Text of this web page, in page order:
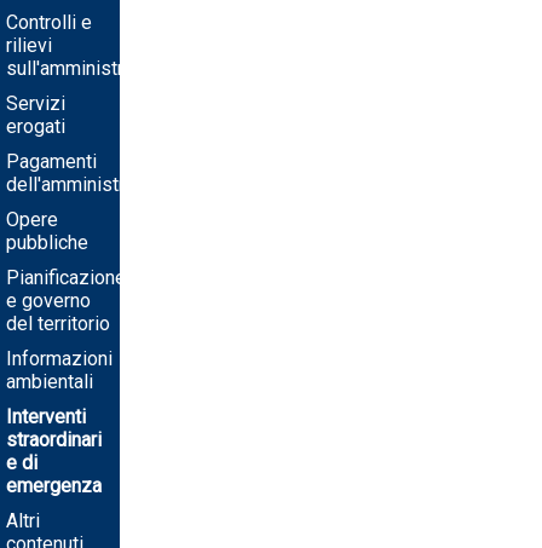
Controlli e
rilievi
sull'amministrazione
Servizi
erogati
Pagamenti
dell'amministrazione
Opere
pubbliche
Pianificazione
e governo
del territorio
Informazioni
ambientali
Interventi
straordinari
e di
emergenza
Altri